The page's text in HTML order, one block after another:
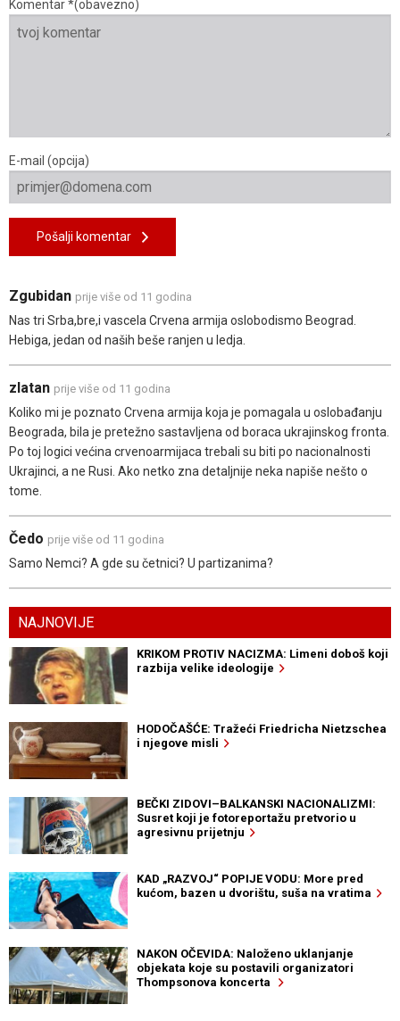
Komentar *(obavezno)
E-mail (opcija)
Pošalji komentar
Zgubidan prije više od 11 godina
Nas tri Srba,bre,i vascela Crvena armija oslobodismo Beograd.
Hebiga, jedan od naših beše ranjen u ledja.
zlatan prije više od 11 godina
Koliko mi je poznato Crvena armija koja je pomagala u oslobađanju
Beograda, bila je pretežno sastavljena od boraca ukrajinskog fronta.
Po toj logici većina crvenoarmijaca trebali su biti po nacionalnosti
Ukrajinci, a ne Rusi. Ako netko zna detaljnije neka napiše nešto o
tome.
Čedo prije više od 11 godina
Samo Nemci? A gde su četnici? U partizanima?
NAJNOVIJE
KRIKOM PROTIV NACIZMA: Limeni doboš koji
razbija velike ideologije
HODOČAŠĆE: Tražeći Friedricha Nietzschea
i njegove misli
BEČKI ZIDOVI–BALKANSKI NACIONALIZMI:
Susret koji je fotoreportažu pretvorio u
agresivnu prijetnju
KAD „RAZVOJ“ POPIJE VODU: More pred
kućom, bazen u dvorištu, suša na vratima
NAKON OČEVIDA: Naloženo uklanjanje
objekata koje su postavili organizatori
Thompsonova koncerta